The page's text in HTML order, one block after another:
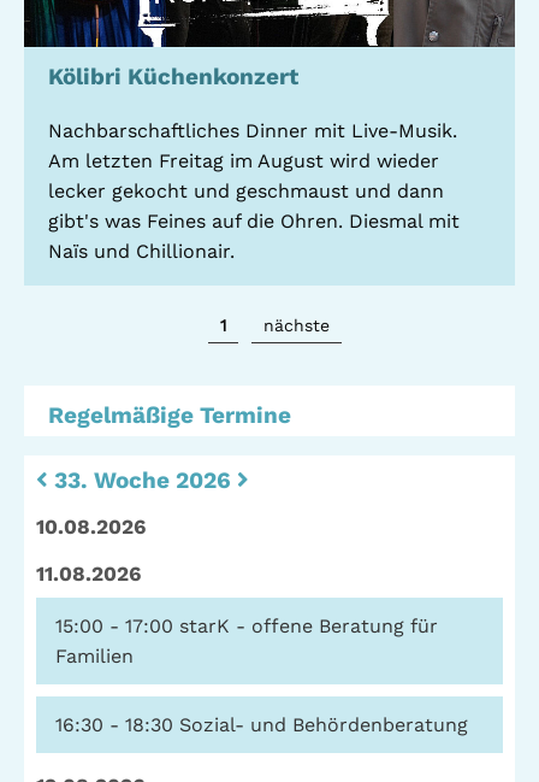
Kölibri Küchenkonzert
Nachbarschaftliches Dinner mit Live-Musik.
Am letzten Freitag im August wird wieder
lecker gekocht und geschmaust und dann
gibt's was Feines auf die Ohren. Diesmal mit
Naïs und Chillionair.
1 nächste
Regelmäßige Termine
33. Woche 2026
10.08.2026
11.08.2026
15:00 - 17:00 starK - offene Beratung für
Familien
16:30 - 18:30 Sozial- und Behördenberatung